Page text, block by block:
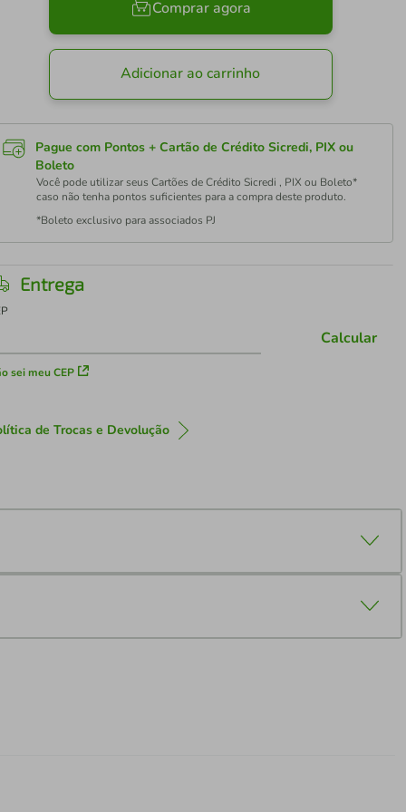
Comprar agora
Adicionar ao carrinho
Pague com Pontos + Cartão de Crédito Sicredi, PIX ou
Boleto
Você pode utilizar seus Cartões de Crédito Sicredi , PIX ou Boleto*
caso não tenha pontos suficientes para a compra deste produto.
*Boleto exclusivo para associados PJ
Entrega
sei meu CEP
Calcular
de Trocas e Devolução